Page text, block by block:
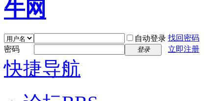
自动登录 找回密码
密码
登录 立即注册
快捷导航